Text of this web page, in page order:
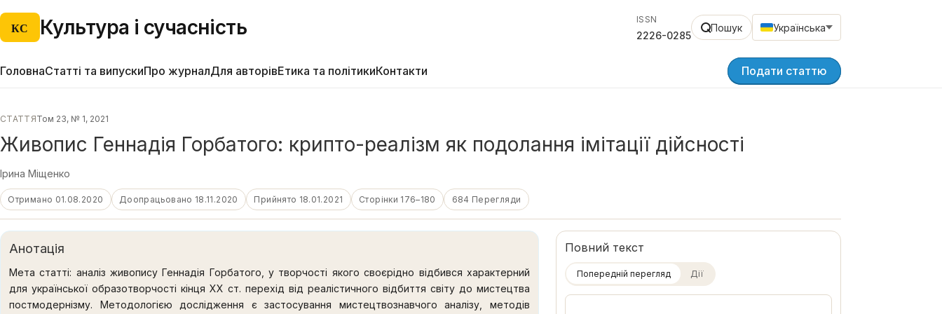
КС Культура і сучасність ISSN
2226-0285
Пошук Українська
ГоловнаСтатті та випускиПро журналДля авторівЕтика та політикиКонтакти Подати статтю
СТАТТЯТом 23, № 1, 2021
Живопис Геннадія Горбатого: крипто-реалізм як подолання імітації дійсності
Ірина Міщенко
Отримано 01.08.2020 Доопрацьовано 18.11.2020 Прийнято 18.01.2021 Сторінки 176–180 684 Перегляди
Анотація
Мета статті: аналіз живопису Геннадія Горбатого, у творчості якого своєрідно відбився характерний
для української образотворчості кінця ХХ ст. перехід від реалістичного відбиття світу до мистецтва
постмодернізму. Методологією дослідження є застосування мистецтвознавчого аналізу, методів
Повний текст
Попередній перегляд Дії